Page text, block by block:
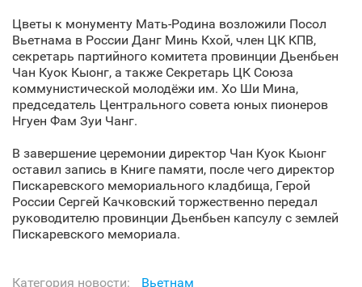
Цветы к монументу Мать-Родина возложили Посол
Вьетнама в России Данг Минь Кхой, член ЦК КПВ,
секретарь партийного комитета провинции Дьенбьен
Чан Куок Кыонг, а также Секретарь ЦК Союза
коммунистической молодёжи им. Хо Ши Мина,
председатель Центрального совета юных пионеров
Нгуен Фам Зуи Чанг.
В завершение церемонии директор Чан Куок Кыонг
оставил запись в Книге памяти, после чего директор
Пискаревского мемориального кладбища, Герой
России Сергей Качковский торжественно передал
руководителю провинции Дьенбьен капсулу с землей
Пискаревского мемориала.
Категория новости: Вьетнам